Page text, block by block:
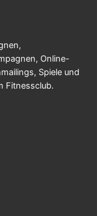
Online-
Spiele und
Fitnessclub.